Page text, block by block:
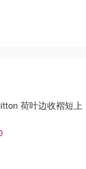
Max泰式薯片 幽
44克
去购买
荷叶边收褶短上